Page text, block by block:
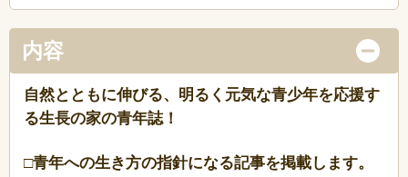
内容
自然とともに伸びる、明るく元気な青少年を応援す
る生長の家の青年誌！
□青年への生き方の指針になる記事を掲載します。